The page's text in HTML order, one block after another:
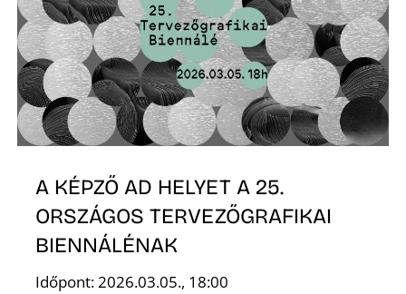
A KÉPZŐ AD HELYET A 25.
ORSZÁGOS TERVEZŐGRAFIKAI
BIENNÁLÉNAK
Időpont: 2026.03.05., 18:00